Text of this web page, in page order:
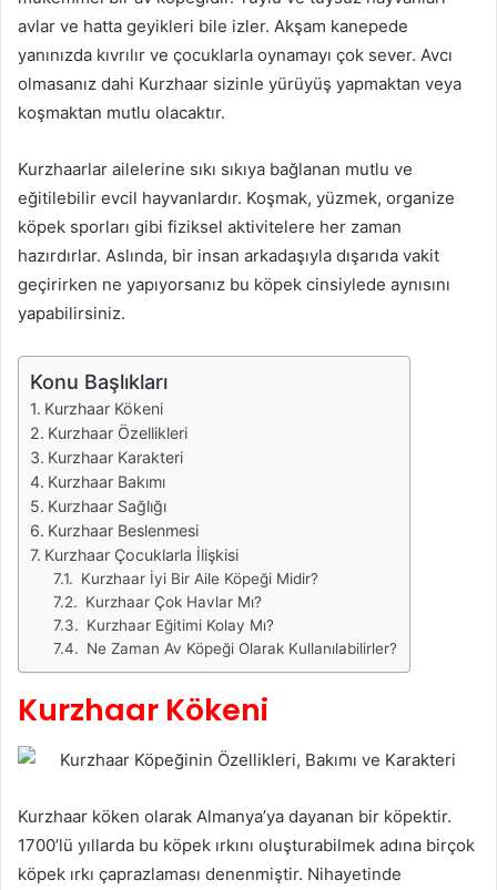
avlar ve hatta geyikleri bile izler. Akşam kanepede
yanınızda kıvrılır ve çocuklarla oynamayı çok sever. Avcı
olmasanız dahi Kurzhaar sizinle yürüyüş yapmaktan veya
koşmaktan mutlu olacaktır.
Kurzhaarlar ailelerine sıkı sıkıya bağlanan mutlu ve
eğitilebilir evcil hayvanlardır. Koşmak, yüzmek, organize
köpek sporları gibi fiziksel aktivitelere her zaman
hazırdırlar. Aslında, bir insan arkadaşıyla dışarıda vakit
geçirirken ne yapıyorsanız bu köpek cinsiylede aynısını
yapabilirsiniz.
Konu Başlıkları
Kurzhaar Kökeni
Kurzhaar Özellikleri
Kurzhaar Karakteri
Kurzhaar Bakımı
Kurzhaar Sağlığı
Kurzhaar Beslenmesi
Kurzhaar Çocuklarla İlişkisi
Kurzhaar İyi Bir Aile Köpeği Midir?
Kurzhaar Çok Havlar Mı?
Kurzhaar Eğitimi Kolay Mı?
Ne Zaman Av Köpeği Olarak Kullanılabilirler?
Kurzhaar Kökeni
Kurzhaar köken olarak Almanya’ya dayanan bir köpektir.
1700’lü yıllarda bu köpek ırkını oluşturabilmek adına birçok
köpek ırkı çaprazlaması denenmiştir. Nihayetinde